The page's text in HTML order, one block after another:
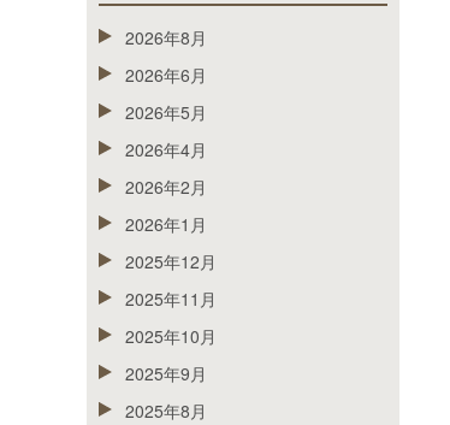
2026年8月
2026年6月
2026年5月
2026年4月
2026年2月
2026年1月
2025年12月
2025年11月
2025年10月
2025年9月
2025年8月